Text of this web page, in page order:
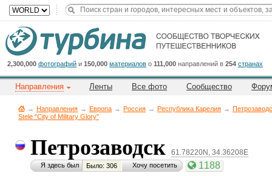
2,300,000 фотографий и 150,000 материалов о 111,000 направлений в 254 странах
Направления Ленты Все фото Сообщество
→ Направления → Европа → Россия → Республика Карелия →
Stele "City of Military Glory"
Петрозаводск 61.78220N, 34.36208E
Я здесь был Было: 306 Хочу посетить 1188
Cейчас
на
сайте:
Title
Button